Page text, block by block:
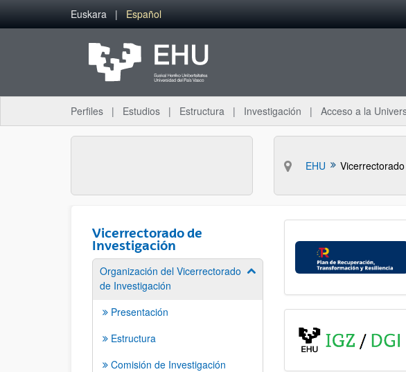
Saltar al contenido principal
Euskara Español
Perfiles Estudios Estructura Investigación Acceso a la
EHU
Vicerrectorado de
Investigación
Organización del Vicerrectorado
de Investigación
Mostrar/ocultar subpáginas
Presentación
Estructura
Comisión de Investigación